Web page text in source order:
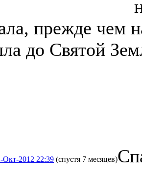
прежде чем
до Святой
Окт-2012 22:39 (спустя 7 месяцев)